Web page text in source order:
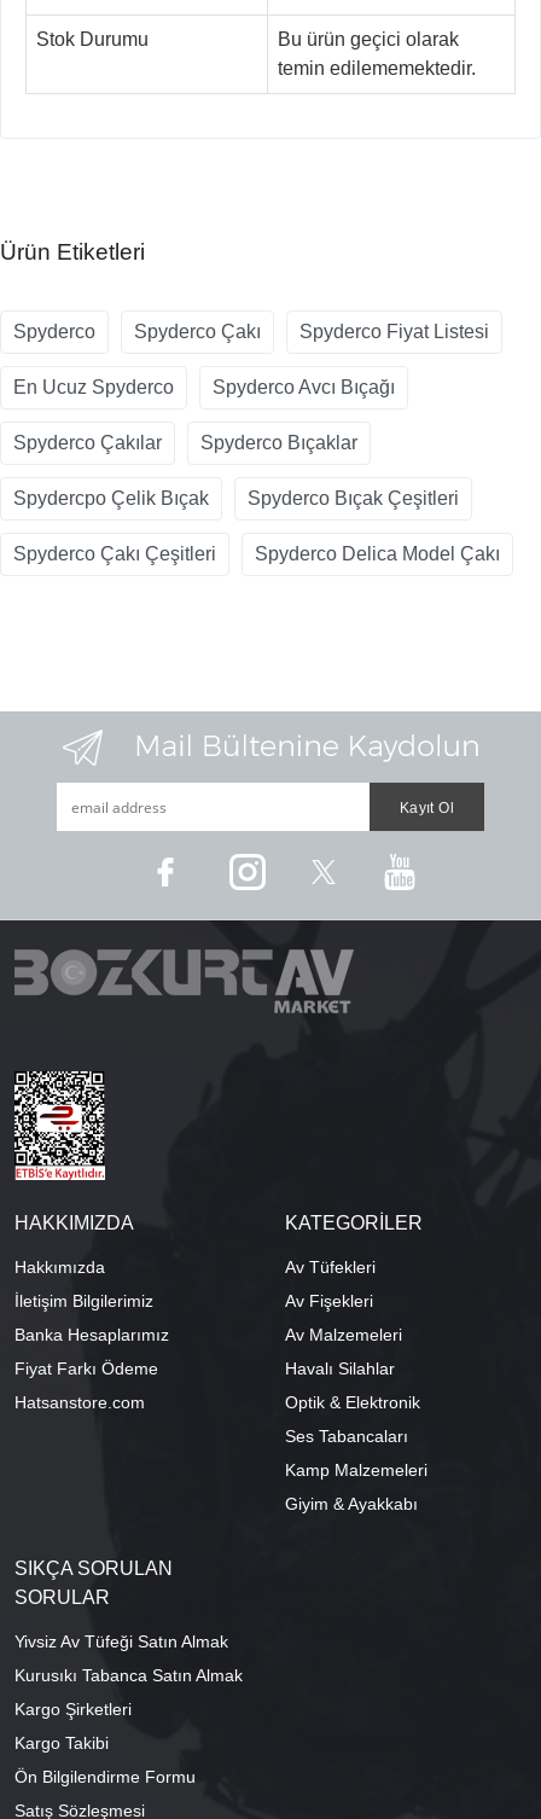
Stok Durumu
Bu ürün geçici olarak
temin edilememektedir.
Ürün Etiketleri
Spyderco Spyderco Çakı Spyderco Fiyat Listesi
En Ucuz Spyderco Spyderco Avcı Bıçağı
Spyderco Çakılar Spyderco Bıçaklar
Spydercpo Çelik Bıçak Spyderco Bıçak Çeşitleri
Spyderco Çakı Çeşitleri Spyderco Delica Model Çakı
HAKKIMIZDA
Hakkımızda
İletişim Bilgilerimiz
Banka Hesaplarımız
Fiyat Farkı Ödeme
Hatsanstore.com
KATEGORİLER
Av Tüfekleri
Av Fişekleri
Av Malzemeleri
Havalı Silahlar
Optik & Elektronik
Ses Tabancaları
Kamp Malzemeleri
Giyim & Ayakkabı
SIKÇA SORULAN
SORULAR
Yivsiz Av Tüfeği Satın Almak
Kurusıkı Tabanca Satın Almak
Kargo Şirketleri
Kargo Takibi
Ön Bilgilendirme Formu
Satış Sözleşmesi